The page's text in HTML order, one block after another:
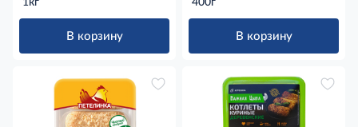
панированные
1кг
В корзину
рубленые охлажденные,
400г
В корзину